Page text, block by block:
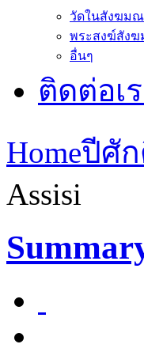
วัดในสังฆม
พระสงฆ์สัง
อื่นๆ
ติดต่อเ
Homeปีศั
Assisi